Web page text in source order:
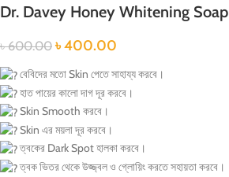
Dr. Davey Honey Whitening Soap
৳600.00 ৳400.00
বেবিদের মতো Skin পেতে সাহায্য করবে।
হাত পায়ের কালো দাগ দূর করবে।
Skin Smooth করবে।
Skin এর ময়লা দূর করবে।
ত্বকের Dark Spot হালকা করবে।
ত্বক ভিতর থেকে উজ্জ্বল ও গ্লোয়িং করতে সহায়তা করবে।